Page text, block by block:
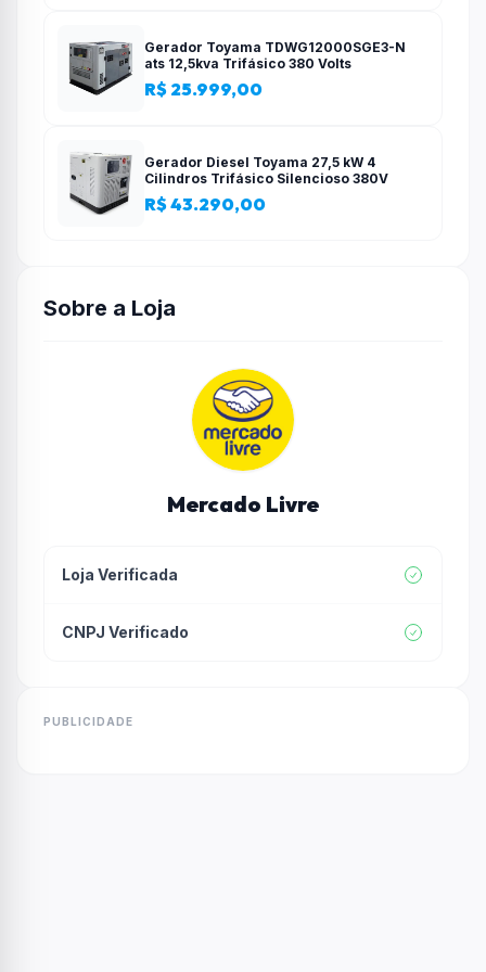
Gerador Toyama TDWG12000SGE3-N
ats 12,5kva Trifásico 380 Volts
R$ 25.999,00
Gerador Diesel Toyama 27,5 kW 4
Cilindros Trifásico Silencioso 380V
R$ 43.290,00
Sobre a Loja
Mercado Livre
Loja Verificada
CNPJ Verificado
PUBLICIDADE